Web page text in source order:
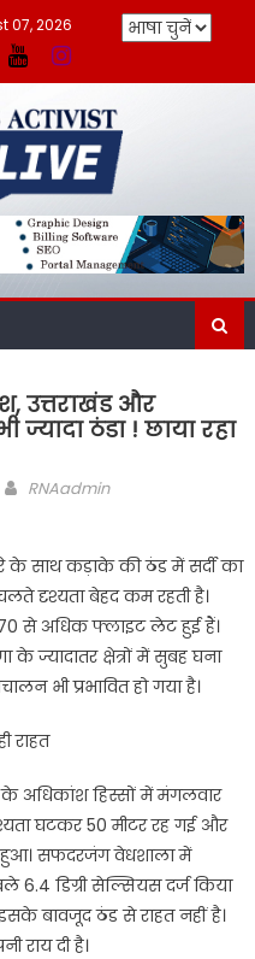
07, 2026
उत्तराखंड और
ठंडा ! छाया रहा
Author
RNAadmin
के साथ कड़ाके की ठंड में सर्दी का
दृश्यता बेहद कम रहती है।
से अधिक फ्लाइट लेट हुई हैं।
के ज्यादातर क्षेत्रों में सुबह घना
भी प्रभावित हो गया है।
राहत
के अधिकांश हिस्सों में मंगलवार
घटकर 50 मीटर रह गई और
हुआ। सफदरजंग वेधशाला में
6.4 डिग्री सेल्सियस दर्ज किया
बावजूद ठंड से राहत नहीं है।
राय दी है।